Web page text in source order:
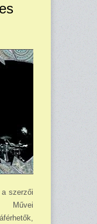
szerzői